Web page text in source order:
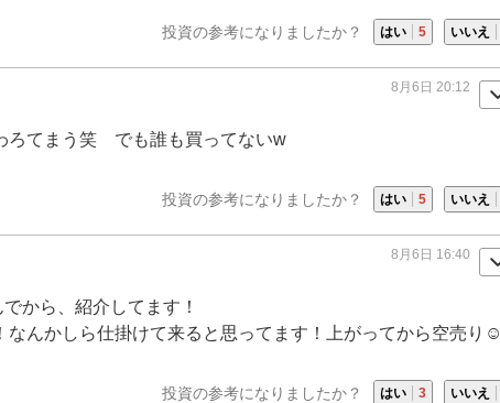
投資の参考になりましたか？ はい 5 いいえ
8月6日 20:12
ろてまう笑 でも誰も買ってないw
投資の参考になりましたか？ はい 5 いいえ
8月6日 16:40
から、紹介してます！
なんかしら仕掛けて来ると思ってます！上がってから空売り☺️
投資の参考になりましたか？ はい 3 いいえ